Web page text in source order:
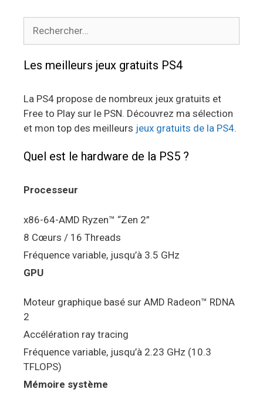
Les meilleurs jeux gratuits PS4
La PS4 propose de nombreux jeux gratuits et
Free to Play sur le PSN. Découvrez ma sélection
et mon top des meilleurs jeux gratuits de la PS4.
Quel est le hardware de la PS5 ?
Processeur
x86-64-AMD Ryzen™ “Zen 2”
8 Cœurs / 16 Threads
Fréquence variable, jusqu’à 3.5 GHz
GPU
Moteur graphique basé sur AMD Radeon™ RDNA
2
Accélération ray tracing
Fréquence variable, jusqu’à 2.23 GHz (10.3
TFLOPS)
Mémoire système